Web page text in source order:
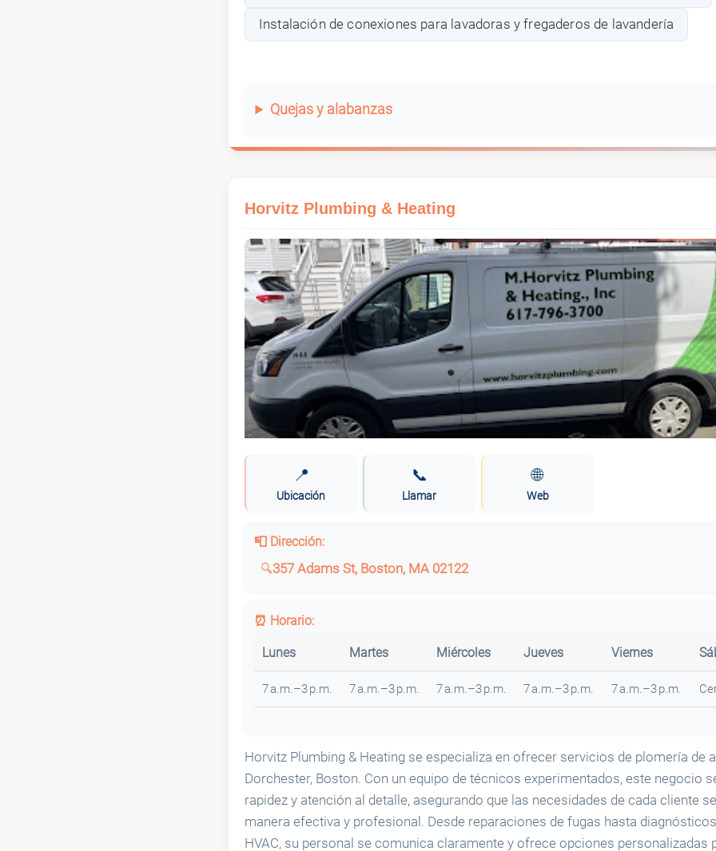
Instalación de conexiones para lavadoras y fregaderos de lavandería
Quejas y alabanzas
Horvitz Plumbing & Heating
📍
Ubicación
📞
Llamar
🌐
Web
📮 Dirección:
357 Adams St, Boston, MA 02122
⏰ Horario:
Lunes Martes Miércoles Jueves Viernes
7 a.m.–3 p.m. 7 a.m.–3 p.m. 7 a.m.–3 p.m. 7 a.m.–3 p.m. 7 a.m.–3 p.m.
Horvitz Plumbing & Heating se especializa en ofrecer servicios de plomería de
Dorchester, Boston. Con un equipo de técnicos experimentados, este negocio
rapidez y atención al detalle, asegurando que las necesidades de cada cliente
manera efectiva y profesional. Desde reparaciones de fugas hasta
HVAC, su personal se comunica claramente y ofrece opciones personalizadas